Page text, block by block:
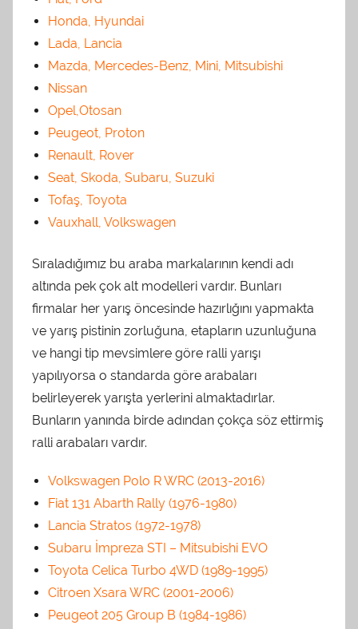
Honda, Hyundai
Lada, Lancia
Mazda, Mercedes-Benz, Mini, Mitsubishi
Nissan
Opel,Otosan
Peugeot, Proton
Renault, Rover
Seat, Skoda, Subaru, Suzuki
Tofaş, Toyota
Vauxhall, Volkswagen
Sıraladığımız bu araba markalarının kendi adı
altında pek çok alt modelleri vardır. Bunları
firmalar her yarış öncesinde hazırlığını yapmakta
ve yarış pistinin zorluğuna, etapların uzunluğuna
ve hangi tip mevsimlere göre ralli yarışı
yapılıyorsa o standarda göre arabaları
belirleyerek yarışta yerlerini almaktadırlar.
Bunların yanında birde adından çokça söz ettirmiş
ralli arabaları vardır.
Volkswagen Polo R WRC (2013-2016)
Fiat 131 Abarth Rally (1976-1980)
Lancia Stratos (1972-1978)
Subaru İmpreza STI – Mitsubishi EVO
Toyota Celica Turbo 4WD (1989-1995)
Citroen Xsara WRC (2001-2006)
Peugeot 205 Group B (1984-1986)